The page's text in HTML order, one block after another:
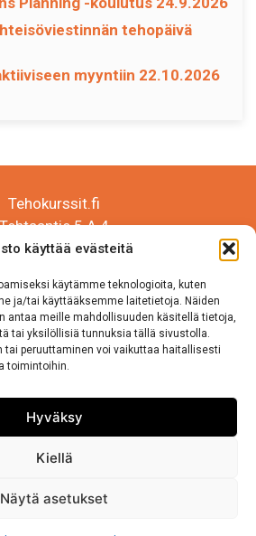
käyttää evästeitä
käytämme teknologioita, kuten
ja/tai käyttääksemme laitetietoja. Näiden
antaa meille mahdollisuuden käsitellä tietoja,
tai yksilöllisiä tunnuksia tällä sivustolla.
tai peruuttaminen voi vaikuttaa haitallisesti
toimintoihin.
Hyväksy
Kiellä
Näytä asetukset
tehopäivä
myyntiin 22.10.2026
Tehokurssit.fi
Tehtaantie 5 A 4
14500 IITTALA
050 570 8163
2026 •Tehokurssit